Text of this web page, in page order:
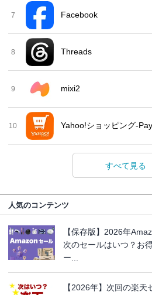
7 Facebook
8 Threads
9 mixi2
10 Yahoo!ショッピング-
すべて見る
人気のコンテンツ
【保存版】2026年
次のセールはいつ？お
ー...
【2026年】次回の楽